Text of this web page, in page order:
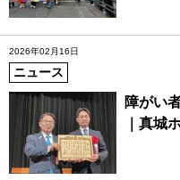
2026年02月16日
ニュース
障がい
｜真城